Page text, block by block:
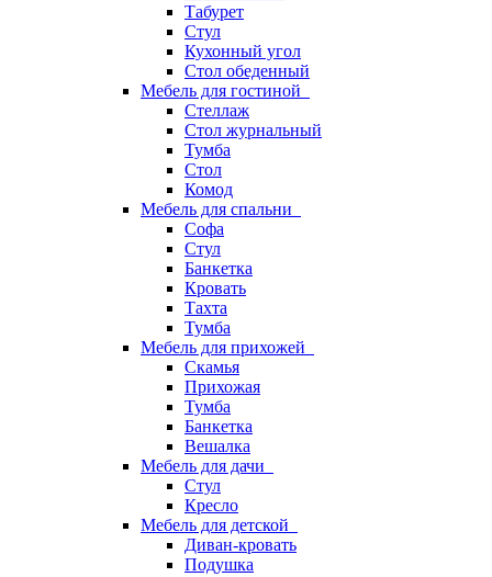
Табурет
Стул
Кухонный угол
Стол обеденный
Мебель для гостиной
Стеллаж
Стол журнальный
Тумба
Стол
Комод
Мебель для спальни
Софа
Стул
Банкетка
Кровать
Тахта
Тумба
Мебель для прихожей
Скамья
Прихожая
Тумба
Банкетка
Вешалка
Мебель для дачи
Стул
Кресло
Мебель для детской
Диван-кровать
Подушка